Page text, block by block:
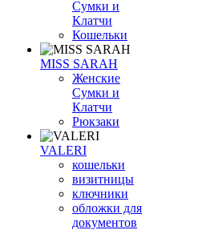
Сумки и
Клатчи
Кошельки
MISS SARAH
Женские
Сумки и
Клатчи
Рюкзаки
VALERI
кошельки
визитницы
ключники
обложки для
документов